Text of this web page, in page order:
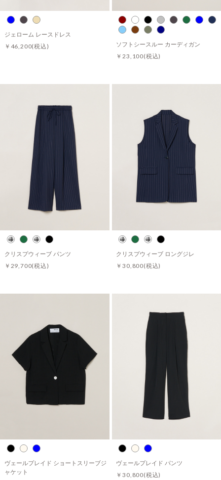
ジェローム レースドレス
￥46,200(税込) ソフトシースルー カーディガン
￥23,100(税込)
クリスプウィーブ パンツ
￥29,700(税込)
クリスプウィーブ ロングジレ
￥30,800(税込)
ヴェールプレイド ショートスリーブジ
ャケット
ヴェールプレイド パンツ
￥30,800(税込)